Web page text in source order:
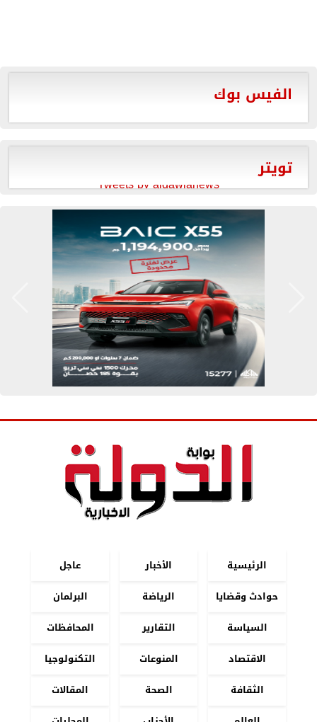
الفيس بوك
تويتر
Tweets by aldawlanews
الرئيسية الأخبار
عاجل
حوادث وقضايا
الرياضة
البرلمان
السياسة
التقارير
المحافظات
الاقتصاد
المنوعات
التكنولوجيا
الثقافة
الصحة
المقالات